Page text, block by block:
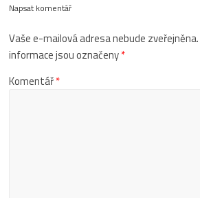
Napsat komentář
Vaše e-mailová adresa nebude zveřejněna.
informace jsou označeny*
Komentář*